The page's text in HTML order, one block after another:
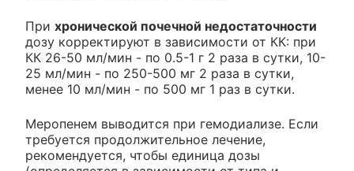
При хронической почечной недостаточности
дозу корректируют в зависимости от КК: при
КК 26-50 мл/мин - по 0.5-1 г 2 раза в сутки, 10-
25 мл/мин - по 250-500 мг 2 раза в сутки,
менее 10 мл/мин - по 500 мг 1 раз в сутки.
Меропенем выводится при гемодиализе. Если
требуется продолжительное лечение,
рекомендуется, чтобы единица дозы